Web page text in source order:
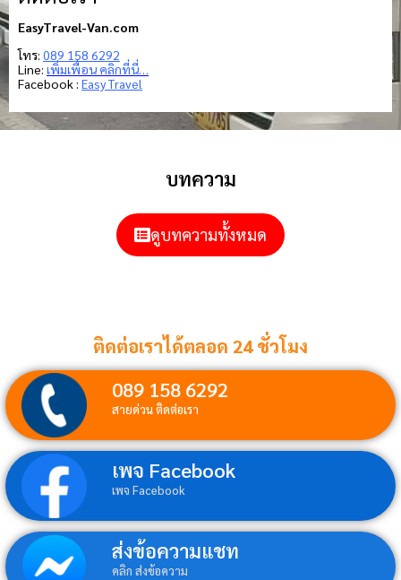
EasyTravel-Van.com
โทร: 089 158 6292
Line: เพิ่มเพื่อน คลิกที่นี่…
Facebook : Easy Travel
บทความ
ดูบทความทั้งหมด
ติดต่อเราได้ตลอด 24 ชั่วโมง
089 158 6292
สายด่วน ติดต่อเรา
เพจ Facebook
เพจ Facebook
ส่งข้อความแชท
คลิก ส่งข้อความ